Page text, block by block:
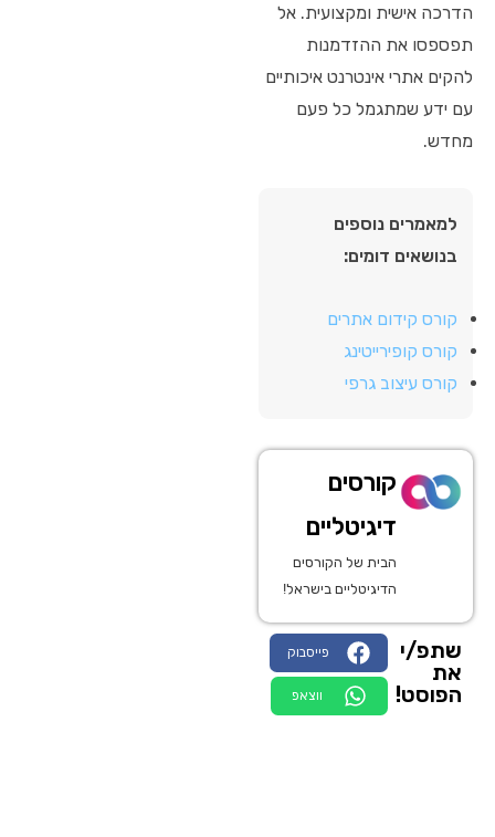
הדרכה אישית ומקצועית. אל
תפספסו את ההזדמנות
להקים אתרי אינטרנט איכותיים
עם ידע שמתגמל כל פעם
מחדש.
למאמרים נוספים
בנושאים דומים:
קורס קידום אתרים
קורס קופירייטינג
קורס עיצוב גרפי
קורסים
דיגיטליים
הבית של הקורסים
הדיגיטליים בישראל!
שתפ/י
את
הפוסט!
פייסבוק
ווצאפ